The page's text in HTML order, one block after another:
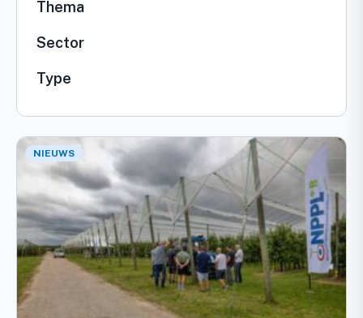
Thema
Sector
Type
NIEUWS